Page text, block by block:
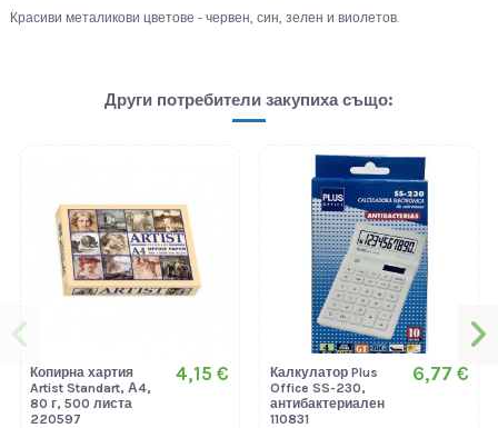
Красиви металикови цветове - червен, син, зелен и виолетов.
Други потребители закупиха също:
Копирна хартия
Artist Standart, А4,
80 г, 500 листа
220597
4,15 €
Калкулатор Plus
Office SS-230,
антибактериален
110831
6,77 €